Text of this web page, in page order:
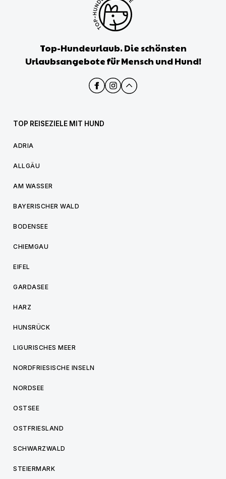
Top-Hundeurlaub. Die schönsten
Urlaubsangebote für Mensch und Hund!
TOP REISEZIELE MIT HUND
ADRIA
ALLGÄU
AM WASSER
BAYERISCHER WALD
BODENSEE
CHIEMGAU
EIFEL
GARDASEE
HARZ
HUNSRÜCK
LIGURISCHES MEER
NORDFRIESISCHE INSELN
NORDSEE
OSTSEE
OSTFRIESLAND
SCHWARZWALD
STEIERMARK